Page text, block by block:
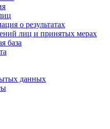
о результатах
лиц и принятых мерах
база
данных